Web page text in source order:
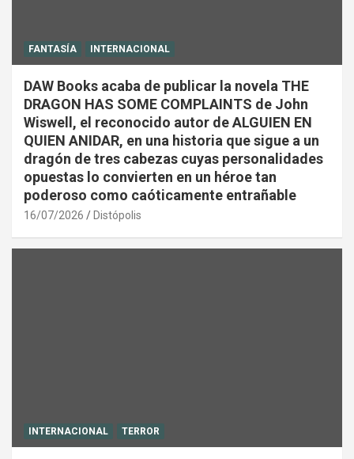
FANTASÍA INTERNACIONAL
DAW Books acaba de publicar la novela THE
DRAGON HAS SOME COMPLAINTS de John
Wiswell, el reconocido autor de ALGUIEN EN
QUIEN ANIDAR, en una historia que sigue a un
dragón de tres cabezas cuyas personalidades
opuestas lo convierten en un héroe tan
poderoso como caóticamente entrañable
16/07/2026 Distópolis
INTERNACIONAL TERROR